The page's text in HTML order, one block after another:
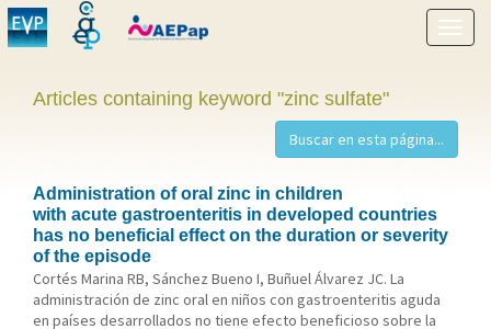
Show
menu
Articles containing keyword "zinc sulfate"
Administration of oral zinc in children
with acute gastroenteritis in developed countries
has no beneficial effect on the duration or severity
of the episode
Cortés Marina RB, Sánchez Bueno I, Buñuel Álvarez JC. La
administración de zinc oral en niños con gastroenteritis aguda
en países desarrollados no tiene efecto beneficioso sobre la